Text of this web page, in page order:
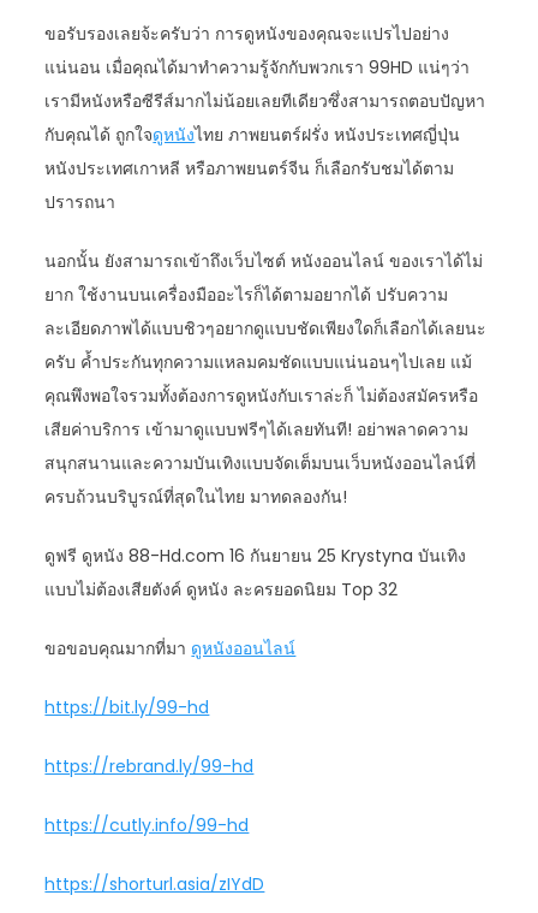
ขอรับรองเลยจ้ะครับว่า การดูหนังของคุณจะแปรไปอย่าง
แน่นอน เมื่อคุณได้มาทำความรู้จักกับพวกเรา 99HD แน่ๆว่า
เรามีหนังหรือซีรีส์มากไม่น้อยเลยทีเดียวซึ่งสามารถตอบปัญหา
กับคุณได้ ถูกใจดูหนังไทย ภาพยนตร์ฝรั่ง หนังประเทศญี่ปุ่น
หนังประเทศเกาหลี หรือภาพยนตร์จีน ก็เลือกรับชมได้ตาม
ปรารถนา
นอกนั้น ยังสามารถเข้าถึงเว็บไซต์ หนังออนไลน์ ของเราได้ไม่
ยาก ใช้งานบนเครื่องมืออะไรก็ได้ตามอยากได้ ปรับความ
ละเอียดภาพได้แบบชิวๆอยากดูแบบชัดเพียงใดก็เลือกได้เลยนะ
ครับ ค้ำประกันทุกความแหลมคมชัดแบบแน่นอนๆไปเลย แม้
คุณพึงพอใจรวมทั้งต้องการดูหนังกับเราล่ะก็ ไม่ต้องสมัครหรือ
เสียค่าบริการ เข้ามาดูแบบฟรีๆได้เลยทันที! อย่าพลาดความ
สนุกสนานและความบันเทิงแบบจัดเต็มบนเว็บหนังออนไลน์ที่
ครบถ้วนบริบูรณ์ที่สุดในไทย มาทดลองกัน!
ดูฟรี ดูหนัง 88-Hd.com 16 กันยายน 25 Krystyna บันเทิง
แบบไม่ต้องเสียตังค์ ดูหนัง ละครยอดนิยม Top 32
ขอขอบคุณมากที่มา ดูหนังออนไลน์
https://bit.ly/99-hd
https://rebrand.ly/99-hd
https://cutly.info/99-hd
https://shorturl.asia/zIYdD